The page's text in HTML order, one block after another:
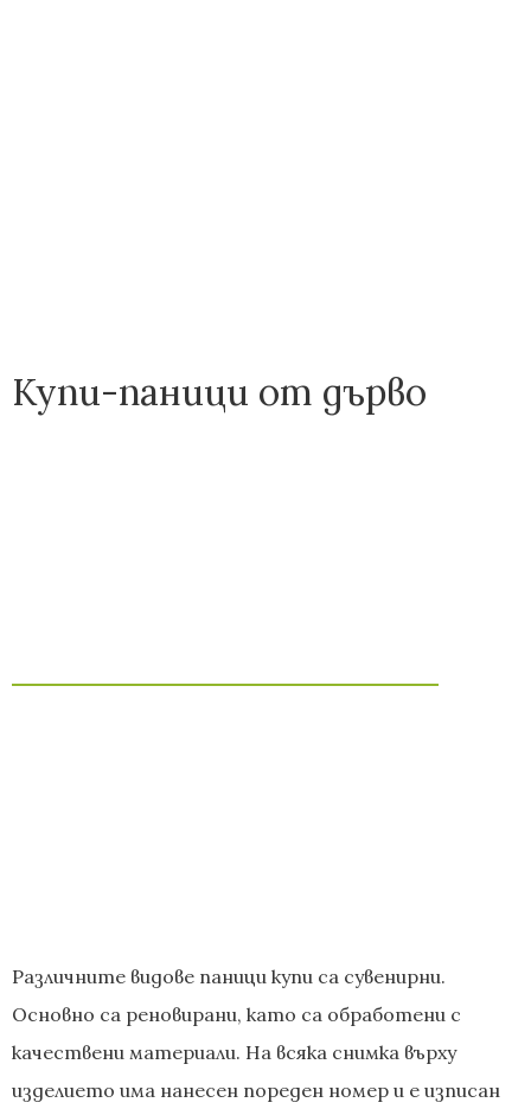
Купи-паници от дърво
Различните видове паници купи са сувенирни.
Основно са реновирани, като са обработени с
качествени материали. На всяка снимка върху
изделието има нанесен пореден номер и е изписан